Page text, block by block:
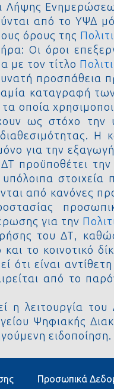
από το ΥΨΔ
όρους της
Οι όροι
με τον τίτλο
προσπάθεια
καταγραφή
οποία
ως στόχο την
για την
προϋποθέτει
από κανόνες
για την
του ΔΤ,
το κοινοτικό
είναι
από το
λειτουργία του
Ψηφιακής
ειδοποίηση.
Προσωπικά